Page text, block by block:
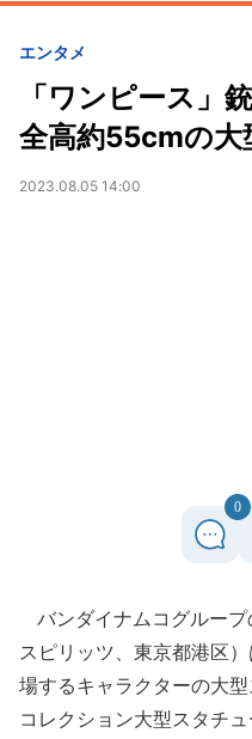
エンタメ
「ワンピース」
全高約55cmの大
2023.08.05 14:00
0
バンダイナムコグループ
スピリッツ、東京都港区
場するキャラクターの大
コレクション大型スタチ